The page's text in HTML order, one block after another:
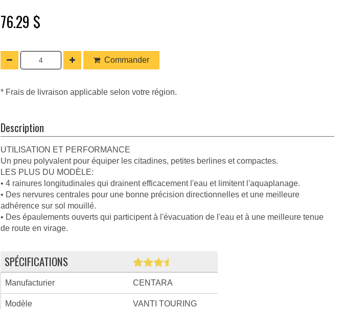
76.29 $
Commander
* Frais de livraison applicable selon votre région.
Description
UTILISATION ET PERFORMANCE
Un pneu polyvalent pour équiper les citadines, petites berlines et compactes.
LES PLUS DU MODÈLE:
• 4 rainures longitudinales qui drainent efficacement l'eau et limitent l'aquaplanage.
• Des nervures centrales pour une bonne précision directionnelles et une meilleure
adhérence sur sol mouillé.
• Des épaulements ouverts qui participent à l'évacuation de l'eau et à une meilleure tenue
de route en virage.
SPÉCIFICATIONS
Manufacturier CENTARA
Modèle VANTI TOURING